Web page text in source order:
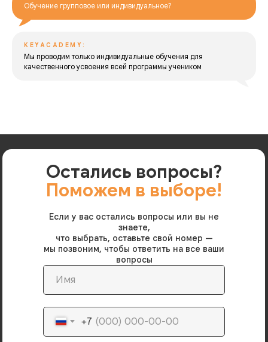
Обучение групповое или индивидуальное?
KEYACADEMY:
Мы проводим только индивидуальные обучения для
качественного усвоения всей программы учеником
Остались вопросы?
Поможем в выборе!
+7
Если у вас остались вопросы или вы не
знаете,
что выбрать, оставьте свой номер —
мы позвоним, чтобы ответить на все ваши
вопросы